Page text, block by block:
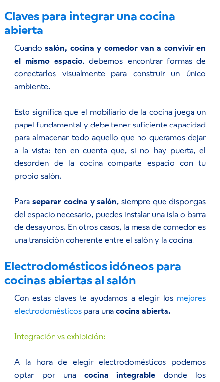
Claves para integrar una cocina
abierta
Cuandosalón, cocina y comedor van a convivir en
el mismo espacio, debemos encontrar formas de
conectarlos visualmente para construir un único
ambiente.
Esto significa que el mobiliario de la cocina juega un
papel fundamental y debe tener suficiente capacidad
para almacenar todo aquello que no queramos dejar
a la vista: ten en cuenta que, si no hay puerta, el
desorden de la cocina comparte espacio con tu
propio salón.
Para separar cocina y salón, siempre que dispongas
del espacio necesario, puedes instalar una isla o barra
de desayunos. En otros casos, la mesa de comedor es
una transición coherente entre el salón y la cocina.
Electrodomésticos idóneos para
cocinas abiertas al salón
Con estas claves te ayudamos a elegir los mejores
electrodomésticospara una cocina abierta.
Integración vs exhibición:
A la hora de elegir electrodomésticos podemos
optar por una cocina integrable donde los